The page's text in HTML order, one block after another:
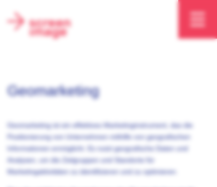
Geomarketing
Geomarketing ist ein effektives Marketinginstrument, das die
Positionierung von Unternehmen mithilfe von geografischen
Informationen ermöglicht. Es nutzt geografische Daten und
Analysen, um die Zielgruppen und Standorte für
Marketingaktivitäten zu identifizieren und zu optimieren.